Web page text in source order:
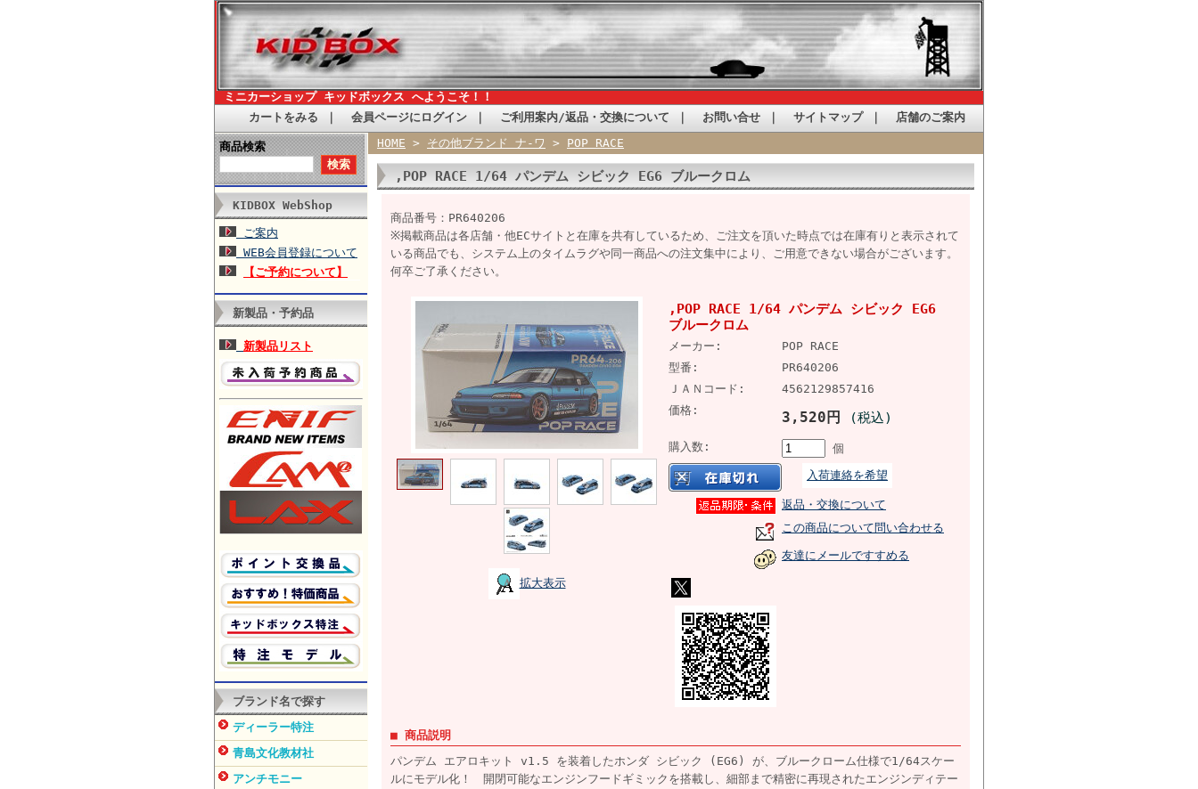
ミニカーショップ キッドボックス へようこそ！！
カートをみる
会員ページにログイン ご利用案内/返品・交換について お問い合せ サイトマップ｜ 店舗のご案内
商品検索
KIDBOX WebShop
ご案内
WEB会員登録について
【ご予約について】
新製品・予約品
新製品リスト
ブランド名で探す
ディーラー特注
青島文化教材社
アンチモニー
HOME > その他ブランド ナ-ワ > POP RACE
,POP RACE 1/64 パンデム シビック EG6 ブルークロム
商品番号：PR640206
※掲載商品は各店舗・他ECサイトと在庫を共有しているため、ご注文を頂いた時点では在庫有りと表示されて
いる商品でも、システム上のタイムラグや同一商品への注文集中により、ご用意できない場合がございます。
何卒ご了承ください。
拡大表示
,POP RACE 1/64 パンデム シビック EG6
ブルークロム
メーカー:
POP RACE
型番:
PR640206
ＪＡＮコード:
4562129857416
価格:
3,520円 (税込)
購入数:
個
入荷連絡を希望
返品・交換について
この商品について問い合わせる
友達にメールですすめる
■ 商品説明
パンデム エアロキット v1.5 を装着したホンダ シビック (EG6) が、ブルークローム仕様で1/64スケー
ルにモデル化！ 開閉可能なエンジンフードギミックを搭載し、細部まで精密に再現されたエンジンディテー